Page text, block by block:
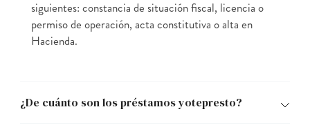
siguientes: constancia de situación fiscal, licencia o
permiso de operación, acta constitutiva o alta en
Hacienda.
¿De cuánto son los préstamos yotepresto?